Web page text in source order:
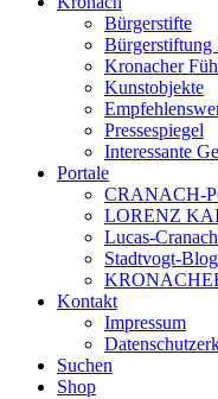
Bürgerstifte
Bürgerstiftung
Kronacher
Kunstobjekte
Pressespiegel
Interessante
Portale
CRANACH-
LORENZ
Lucas-
Stadtvogt-Blog
Kontakt
Impressum
Suchen
Shop